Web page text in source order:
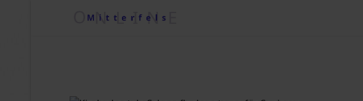
VHS Mitterfels